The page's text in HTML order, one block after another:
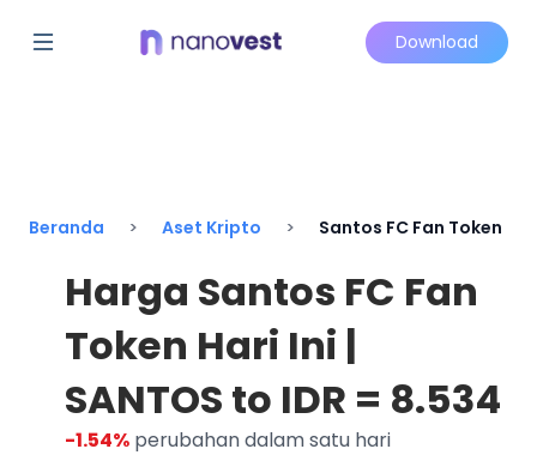
Download
Beranda Aset Kripto Santos FC Fan Token
Harga Santos FC Fan
Token Hari Ini |
SANTOS to IDR = 8.534
-1.54%perubahan dalam satu hari